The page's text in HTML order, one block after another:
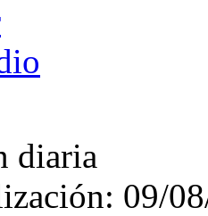
diaria
09/